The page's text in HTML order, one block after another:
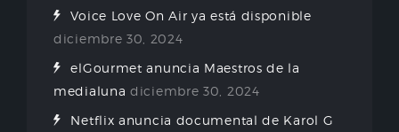
Voice Love On Air ya está disponible
diciembre 30, 2024
elGourmet anuncia Maestros de la
medialuna diciembre 30, 2024
Netflix anuncia documental de Karol G